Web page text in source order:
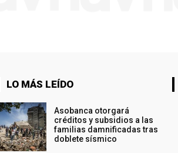
LO MÁS LEÍDO
Asobanca otorgará
créditos y subsidios a las
familias damnificadas tras
doblete sísmico